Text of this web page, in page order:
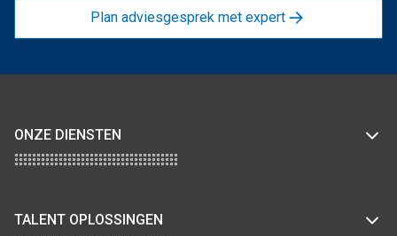
Plan adviesgesprek met expert
ONZE DIENSTEN
TALENT OPLOSSINGEN